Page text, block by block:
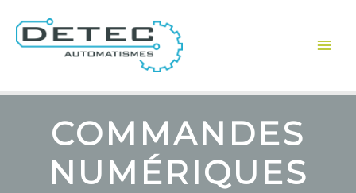
contenu
COMMANDES
NUMÉRIQUES